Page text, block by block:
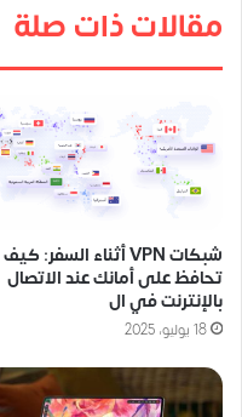
مقالات ذات صلة
شبكات VPN أثناء السفر: كيف
تحافظ على أمانك عند الاتصال
بالإنترنت في ال
18 يوليو، 2025